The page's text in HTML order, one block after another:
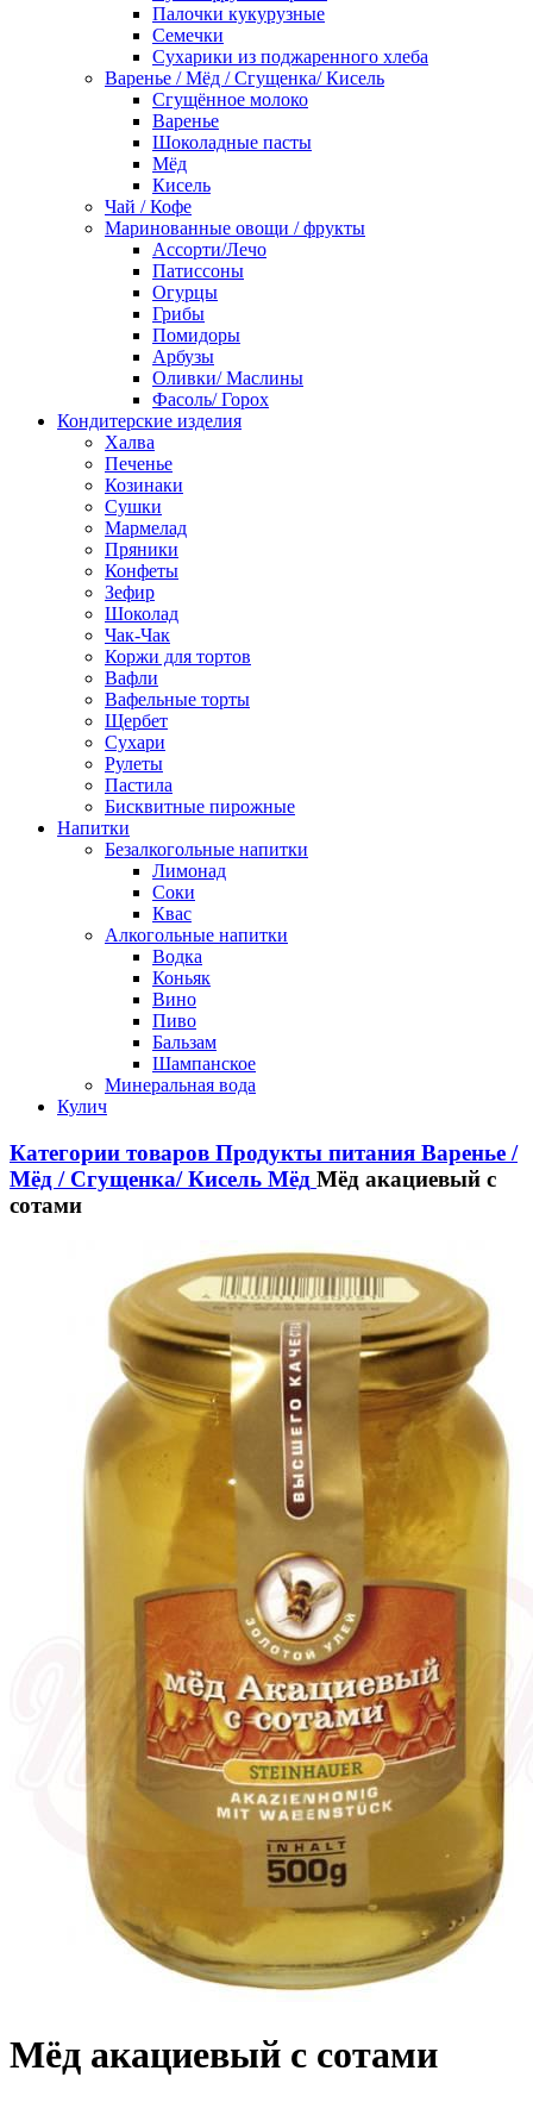
Палочки кукурузные
Семечки
Сухарики из поджаренного хлеба
Варенье / Мёд / Сгущенка/ Кисель
Сгущённое молоко
Варенье
Шоколадные пасты
Мёд
Кисель
Чай / Кофе
Маринованные овощи / фрукты
Ассорти/Лечо
Патиссоны
Огурцы
Грибы
Помидоры
Арбузы
Оливки/ Маслины
Фасоль/ Горох
Кондитерские изделия
Халва
Печенье
Козинаки
Сушки
Мармелад
Пряники
Конфеты
Зефир
Шоколад
Чак-Чак
Коржи для тортов
Вафли
Вафельные торты
Щербет
Сухари
Рулеты
Пастила
Бисквитные пирожные
Напитки
Безалкогольные напитки
Лимонад
Соки
Квас
Алкогольные напитки
Водка
Коньяк
Вино
Пиво
Бальзам
Шампанское
Минеральная вода
Кулич
Категории товаров Продукты питания Варенье /
Мёд / Сгущенка/ Кисель Мёд Мёд акациевый с
сотами
Мёд акациевый с сотами